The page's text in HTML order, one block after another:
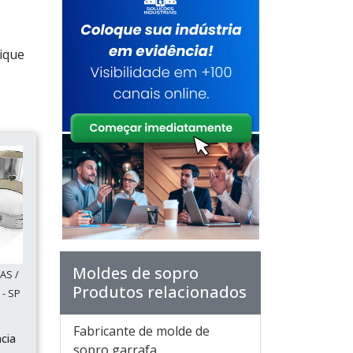
/
SP
Moldes de sopro
Produtos relacionados
Fabricante de molde de